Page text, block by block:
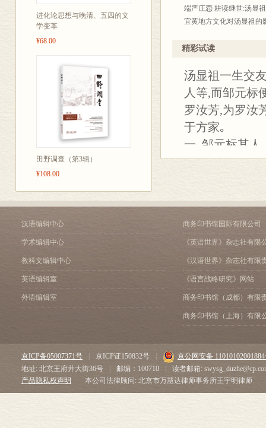
进化论思想与晚清、五四的文
学变革
¥68.00
田野调查（第3辑）
¥108.00
案”“学术动态”
端严庄悫 耕读继世:汤显
宜黄地方文化对汤显祖的
《汤显祖全集》笺注订补
儒家政治理念的再现——
关于汤显祖被称为“汤比
艺文哲思
情与梦:“牡丹亭”意象世界
汤显祖文人茶美学思想的
汤显祖戏曲创作中的诗歌
影响传播
《紫箫记》和《紫钗记
论南曲谱收录《临川四梦
《牡丹亭》中戏折在清
明清时期瓷绘戏曲《牡丹
汤学学案
我与昆曲及汤显祖研究
近十年抚州汤显祖研究述
汤学大事记
精彩试读
汤显祖一生交
人等,而邹元标
罗汝芳,为罗汝
于方家｡
一､邹元标其人
邹元标
家“丁忧守制”
帝以工作需要
对｡十月十八
夺情｡而二十
锐,于是他又写
言有利社稷的
说他夺情不归,
挽留;脱不幸遂
步指出,张居正
汉语编辑中心
学术编辑中心
教科文编辑中心
英语编辑室
外语编辑室
商务印书馆国际有限公司
《英语世界》杂志社有限
《汉语世界》杂志社有限
《语言战略研究》网站
商务印书馆（成都）有限
商务印书馆（上海）有限
京ICP备05007371号 京ICP证150832号
京公网安备
地址: 北京王府井大街36号
邮编：100710
读者邮箱:
产品隐私权声明
本公司法律顾问: 北京市万慧达律师事务所王宇明律师